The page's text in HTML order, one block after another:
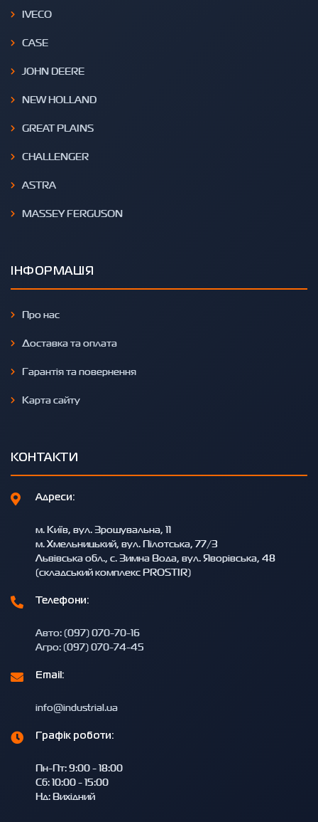
IVECO
CASE
JOHN DEERE
NEW HOLLAND
GREAT PLAINS
CHALLENGER
ASTRA
MASSEY FERGUSON
ІНФОРМАЦІЯ
Про нас
Доставка та оплата
Гарантія та повернення
Карта сайту
КОНТАКТИ
Адреси:
м. Київ, вул. Зрошувальна, 11
м. Хмельницький, вул. Пілотська, 77/3
Львівська обл., с. Зимна Вода, вул. Яворівська, 48
(складський комплекс PROSTIR)
Телефони:
Авто: (097) 070-70-16
Агро: (097) 070-74-45
Email:
info@industrial.ua
Графік роботи:
Пн-Пт: 9:00 - 18:00
Сб: 10:00 - 15:00
Нд: Вихідний